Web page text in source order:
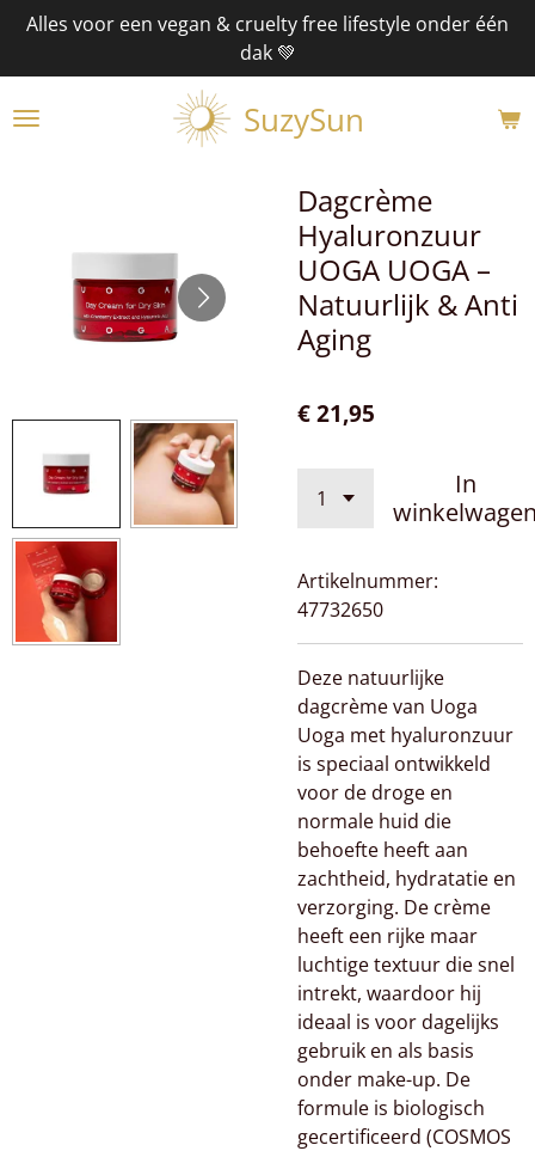
Ga
naar
de
SuzySun
Alles voor een vegan & cruelty free lifestyle onder één
dak 💚
Dagcrème
Hyaluronzuur
UOGA UOGA –
Natuurlijk & Anti
Aging
€ 21,95
In
Artikelnummer:
47732650
Deze natuurlijke
dagcrème van Uoga
Uoga met hyaluronzuur
is speciaal ontwikkeld
voor de droge en
normale huid die
behoefte heeft aan
zachtheid, hydratatie en
verzorging. De crème
heeft een rijke maar
luchtige textuur die snel
intrekt, waardoor hij
ideaal is voor dagelijks
gebruik en als basis
onder make-up. De
formule is biologisch
gecertificeerd (COSMOS